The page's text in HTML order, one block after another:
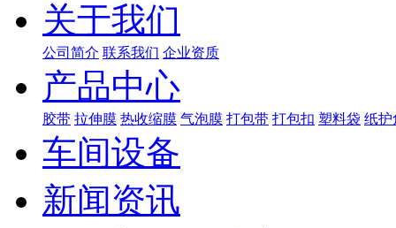
关于我们
公司简介 联系我们 企业资质
产品中心
胶带 拉伸膜 热收缩膜 气泡膜 打包带 打包扣 塑料袋 纸护
车间设备
新闻资讯